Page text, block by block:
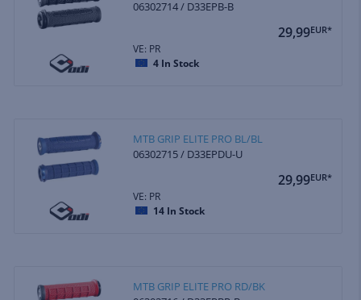
06302714 / D33EPB-B
29,99EUR*
VE: PR
4 In Stock
MTB GRIP ELITE PRO BL/BL
06302715 / D33EPDU-U
29,99EUR*
VE: PR
14 In Stock
MTB GRIP ELITE PRO RD/BK